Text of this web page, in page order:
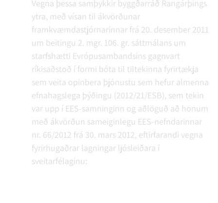
Vegna þessa samþykkir byggðarráð Rangárþings
ytra, með vísan til ákvörðunar
framkvæmdastjórnarinnar frá 20. desember 2011
um beitingu 2. mgr. 106. gr. sáttmálans um
starfshætti Evrópusambandsins gagnvart
ríkisaðstoð í formi bóta til tiltekinna fyrirtækja
sem veita opinbera þjónustu sem hefur almenna
efnahagslega þýðingu (2012/21/ESB), sem tekin
var upp í EES-samninginn og aðlöguð að honum
með ákvörðun sameiginlegu EES-nefndarinnar
nr. 66/2012 frá 30. mars 2012, eftirfarandi vegna
fyrirhugaðrar lagningar ljósleiðara í
sveitarfélaginu: